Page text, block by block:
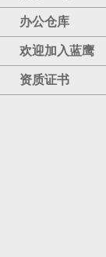
办公仓库
欢迎加入蓝鹰
资质证书